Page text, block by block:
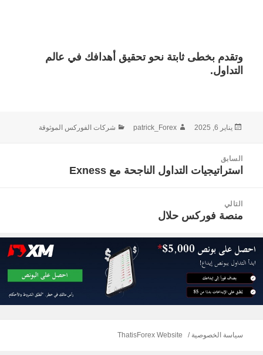
وتقدم بخطى ثابتة نحو تحقيق أهدافك في عالم
التداول.
نُشرت
يناير 6, 2025 الكاتب
patrick_Forex التصنيفات
شركات الفوركس الموثوقة
المقالاتالسابق
المقالة
استراتيجيات التداول الناجحة مع Exness
التالي
المقالة
منصة فوركس حلال
سياسة الخصوصية ThatisForex Website